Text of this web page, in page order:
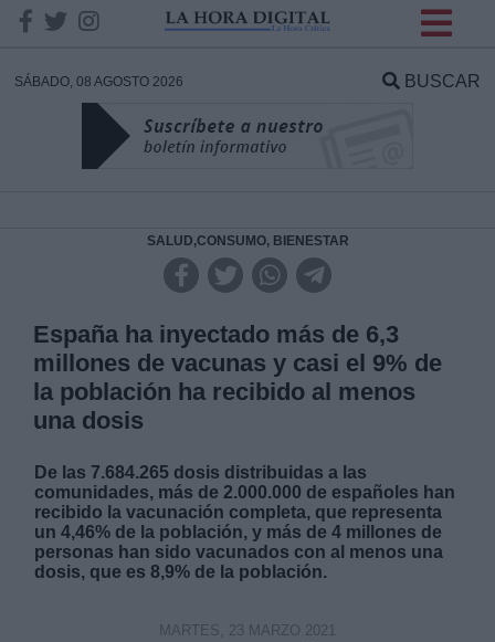
SÁBADO, 08 AGOSTO 2026 BUSCAR
SALUD,CONSUMO, BIENESTAR
España ha inyectado más de 6,3
millones de vacunas y casi el 9% de
la población ha recibido al menos
una dosis
De las 7.684.265 dosis distribuidas a las
comunidades, más de 2.000.000 de españoles han
recibido la vacunación completa, que representa
un 4,46% de la población, y más de 4 millones de
personas han sido vacunados con al menos una
dosis, que es 8,9% de la población.
MARTES, 23 MARZO 2021
DATOS
Responsable:
Legitimación: